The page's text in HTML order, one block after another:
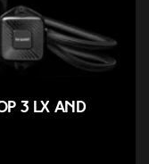
3 LX and